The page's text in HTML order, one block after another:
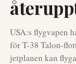
USA:s flygvapen
för T-38 Talon-
jetplanen kan